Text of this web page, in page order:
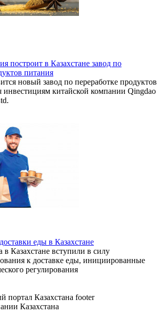
построит в Казахстане завод по
питания
новый завод по переработке продуктов
инвестициям китайской компании Qingdao
еды в Казахстане
в Казахстане вступили в силу
к доставке еды, инициированные
регулирования
Казахстана